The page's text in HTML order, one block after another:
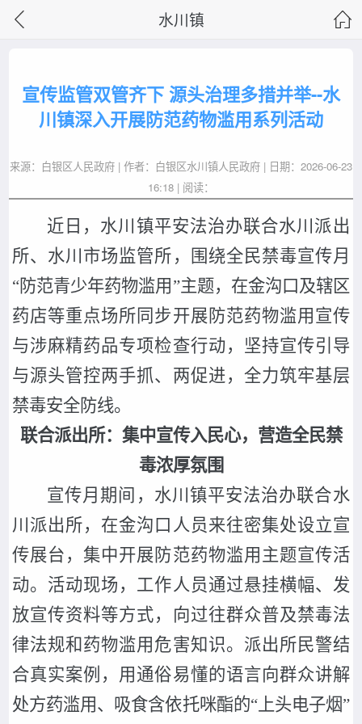
水川镇
宣传监管双管齐下 源头治理多措并举--水
川镇深入开展防范药物滥用系列活动
来源：白银区人民政府 | 作者：白银区水川镇人民政府 | 日期：2026-06-23
16:18 | 阅读：
近日，水川镇平安法治办联合水川派出
所、水川市场监管所，围绕全民禁毒宣传月
“防范青少年药物滥用”主题，在金沟口及辖区
药店等重点场所同步开展防范药物滥用宣传
与涉麻精药品专项检查行动，坚持宣传引导
与源头管控两手抓、两促进，全力筑牢基层
禁毒安全防线。
联合派出所：集中宣传入民心，营造全民禁
毒浓厚氛围
宣传月期间，水川镇平安法治办联合水
川派出所，在金沟口人员来往密集处设立宣
传展台，集中开展防范药物滥用主题宣传活
动。活动现场，工作人员通过悬挂横幅、发
放宣传资料等方式，向过往群众普及禁毒法
律法规和药物滥用危害知识。派出所民警结
合真实案例，用通俗易懂的语言向群众讲解
处方药滥用、吸食含依托咪酯的“上头电子烟”